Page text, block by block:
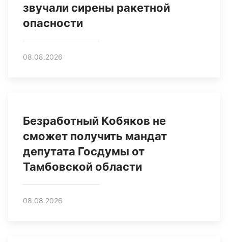
звучали сирены ракетной
опасности
08.08.2026
Безработный Кобяков не
сможет получить мандат
депутата Госдумы от
Тамбовской области
08.08.2026